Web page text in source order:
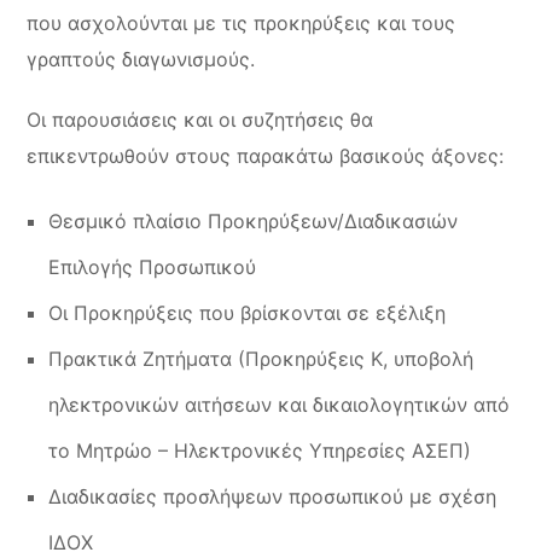
που ασχολούνται με τις προκηρύξεις και τους
γραπτούς διαγωνισμούς.
Οι παρουσιάσεις και οι συζητήσεις θα
επικεντρωθούν στους παρακάτω βασικούς άξονες:
Θεσμικό πλαίσιο Προκηρύξεων/Διαδικασιών
Επιλογής Προσωπικού
Οι Προκηρύξεις που βρίσκονται σε εξέλιξη
Πρακτικά Ζητήματα (Προκηρύξεις Κ, υποβολή
ηλεκτρονικών αιτήσεων και δικαιολογητικών από
το Μητρώο – Ηλεκτρονικές Υπηρεσίες ΑΣΕΠ)
Διαδικασίες προσλήψεων προσωπικού με σχέση
ΙΔΟΧ